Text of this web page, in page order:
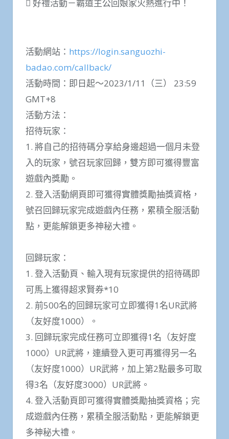
 好禮活動－霸道主公回娘家火熱進行中！
活動網站： https://login.sanguozhi-
badao.com/callback/
活動時間：即日起～2023/1/11（三） 23:59
GMT+8
活動方法：
招待玩家：
1. 將自己的招待碼分享給身邊超過一個月未登
入的玩家，號召玩家回歸，雙方即可獲得豐富
遊戲內獎勵。
2. 登入活動網頁即可獲得實體獎勵抽獎資格，
號召回歸玩家完成遊戲內任務，累積全服活動
點，更能解鎖更多神秘大禮。
回歸玩家：
1. 登入活動頁、輸入現有玩家提供的招待碼即
可馬上獲得超求賢券*10
2. 前500名的回歸玩家可立即獲得1名UR武將
（友好度1000）。
3. 回歸玩家完成任務可立即獲得1名（友好度
1000）UR武將，連續登入更可再獲得另一名
（友好度1000）UR武將，加上第2點最多可取
得3名（友好度3000）UR武將。
4. 登入活動頁即可獲得實體獎勵抽獎資格；完
成遊戲內任務，累積全服活動點，更能解鎖更
多神秘大禮。